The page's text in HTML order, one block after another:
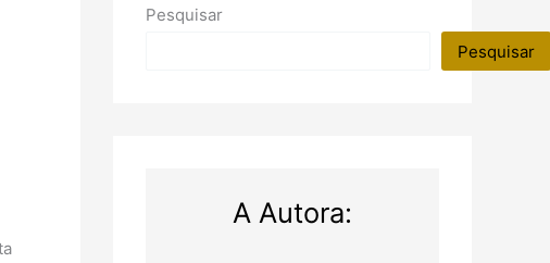
Pesquisar
Pesquisar
A Autora: